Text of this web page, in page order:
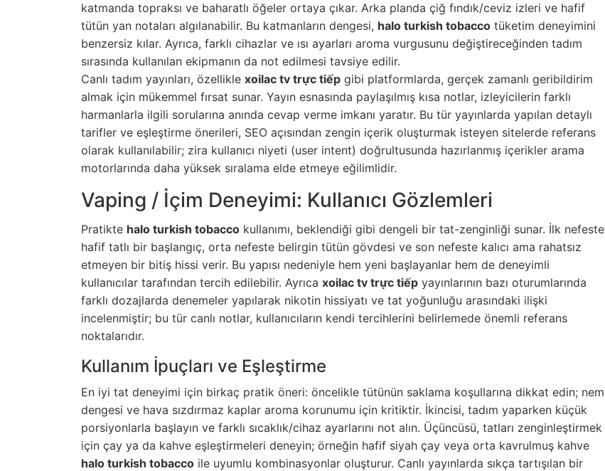
katmanda topraksı ve baharatlı öğeler ortaya çıkar. Arka planda çiğ fındık/ceviz izleri ve hafif
tütün yan notaları algılanabilir. Bu katmanların dengesi, halo turkish tobacco tüketim deneyimini
benzersiz kılar. Ayrıca, farklı cihazlar ve ısı ayarları aroma vurgusunu değiştireceğinden tadım
sırasında kullanılan ekipmanın da not edilmesi tavsiye edilir.
Canlı tadım yayınları, özellikle xoilac tv trực tiếp gibi platformlarda, gerçek zamanlı geribildirim
almak için mükemmel fırsat sunar. Yayın esnasında paylaşılmış kısa notlar, izleyicilerin farklı
harmanlarla ilgili sorularına anında cevap verme imkanı yaratır. Bu tür yayınlarda yapılan detaylı
tarifler ve eşleştirme önerileri, SEO açısından zengin içerik oluşturmak isteyen sitelerde referans
olarak kullanılabilir; zira kullanıcı niyeti (user intent) doğrultusunda hazırlanmış içerikler arama
motorlarında daha yüksek sıralama elde etmeye eğilimlidir.
Vaping / İçim Deneyimi: Kullanıcı Gözlemleri
Pratikte halo turkish tobacco kullanımı, beklendiği gibi dengeli bir tat-zenginliği sunar. İlk nefeste
hafif tatlı bir başlangıç, orta nefeste belirgin tütün gövdesi ve son nefeste kalıcı ama rahatsız
etmeyen bir bitiş hissi verir. Bu yapısı nedeniyle hem yeni başlayanlar hem de deneyimli
kullanıcılar tarafından tercih edilebilir. Ayrıca xoilac tv trực tiếp yayınlarının bazı oturumlarında
farklı dozajlarda denemeler yapılarak nikotin hissiyatı ve tat yoğunluğu arasındaki ilişki
incelenmiştir; bu tür canlı notlar, kullanıcıların kendi tercihlerini belirlemede önemli referans
noktalarıdır.
Kullanım İpuçları ve Eşleştirme
En iyi tat deneyimi için birkaç pratik öneri: öncelikle tütünün saklama koşullarına dikkat edin; nem
dengesi ve hava sızdırmaz kaplar aroma korunumu için kritiktir. İkincisi, tadım yaparken küçük
porsiyonlarla başlayın ve farklı sıcaklık/cihaz ayarlarını not alın. Üçüncüsü, tatları zenginleştirmek
için çay ya da kahve eşleştirmeleri deneyin; örneğin hafif siyah çay veya orta kavrulmuş kahve
halo turkish tobacco ile uyumlu kombinasyonlar oluşturur. Canlı yayınlarda sıkça tartışılan bir